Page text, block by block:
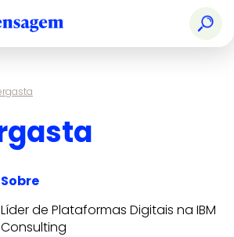
Sobre
Líder de Plataformas Digitais na IBM
Consulting